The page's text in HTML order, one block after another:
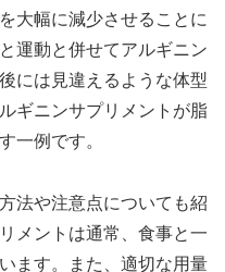
大幅に減少させることに
運動と併せてアルギニン
には見違えるような体型
ギニンサプリメントが脂
一例です。
法や注意点についても紹
メントは通常、食事と一
ます。また、適切な用量